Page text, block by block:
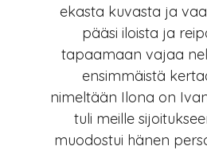
ekasta kuvasta ja
pääsi iloista ja
tapaamaan vajaa
ensimmäistä
nimeltään Ilona on
tuli meille
muodostui hänen